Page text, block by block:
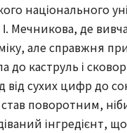
національного
І. Мечникова, де
але справжня
до каструль і
від сухих цифр до
став поворотним,
інгредієнт, що